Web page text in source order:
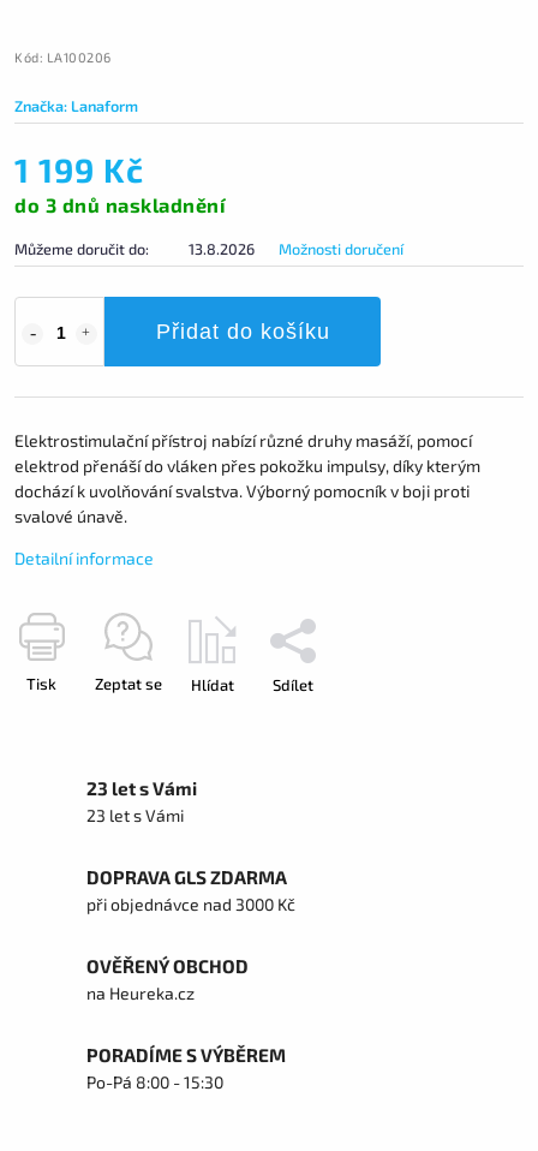
Kód: LA100206
Značka: Lanaform
1 199 Kč
do 3 dnů naskladnění
Můžeme doručit do: 13.8.2026 Možnosti doručení
Přidat do košíku
Elektrostimulační přístroj nabízí různé druhy masáží, pomocí
elektrod přenáší do vláken přes pokožku impulsy, díky kterým
dochází k uvolňování svalstva. Výborný pomocník v boji proti
svalové únavě.
Detailní informace
Tisk Zeptat se Hlídat Sdílet
23 let s Vámi
23 let s Vámi
DOPRAVA GLS ZDARMA
při objednávce nad 3000 Kč
OVĚŘENÝ OBCHOD
na Heureka.cz
PORADÍME S VÝBĚREM
Po-Pá 8:00 - 15:30